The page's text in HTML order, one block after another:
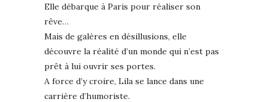
Elle débarque à Paris pour réaliser son
rêve…
Mais de galères en désillusions, elle
découvre la réalité d’un monde qui n’est pas
prêt à lui ouvrir ses portes.
A force d’y croire, Lila se lance dans une
carrière d’humoriste.